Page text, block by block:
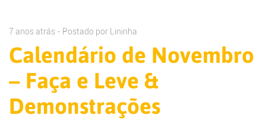
7 anos atrás - Postado por Lininha
Calendário de Novembro
– Faça e Leve &
Demonstrações